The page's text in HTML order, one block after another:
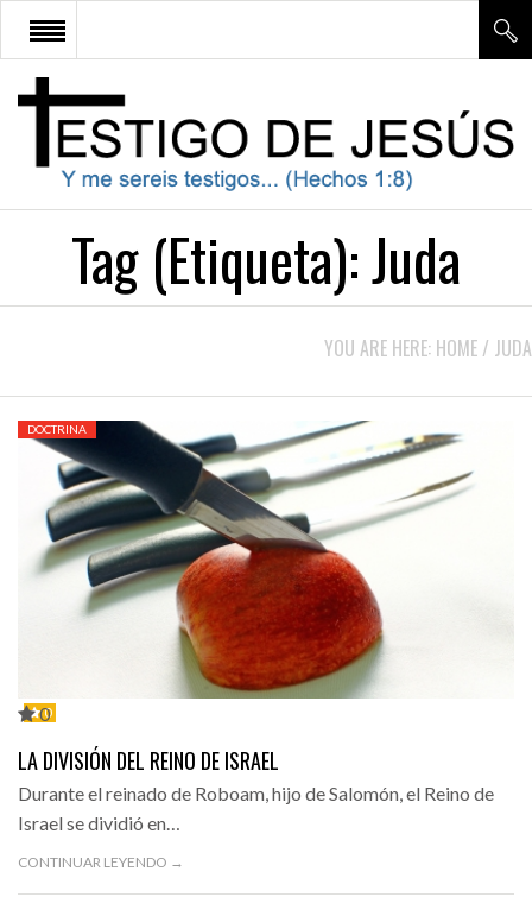
¿QUE SIGNIFICA SER TESTIGO
DE JESÚS?
APOLOGÉTICA
ESTUDIO BÍBLICO
DOCTRINA
Tag (Etiqueta):Juda
YOU ARE HERE: HOME / JUDA
0
DOCTRINA
0
LA DIVISIÓN DEL REINO DE ISRAEL
Durante el reinado de Roboam, hijo de Salomón, el Reino de
Israel se dividió en…
CONTINUAR LEYENDO →